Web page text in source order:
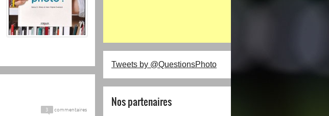
3 commentaires
Tweets by @QuestionsPhoto
Nos partenaires